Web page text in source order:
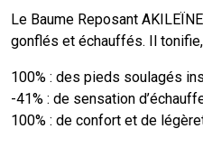
Le Baume Reposant
gonflés et échauffés. Il
100% : des pieds soulagés
-41% : de sensation
100% : de confort et de